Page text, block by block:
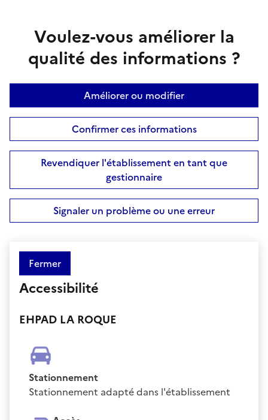
Voulez-vous améliorer la
qualité des informations ?
Améliorer ou modifier
Confirmer ces informations
Revendiquer l'établissement en tant que
gestionnaire
Signaler un problème ou une erreur
Fermer
Accessibilité
EHPAD LA ROQUE
Stationnement
Stationnement adapté dans l'établissement